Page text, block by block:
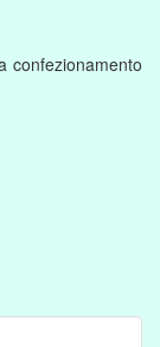
confezionamento